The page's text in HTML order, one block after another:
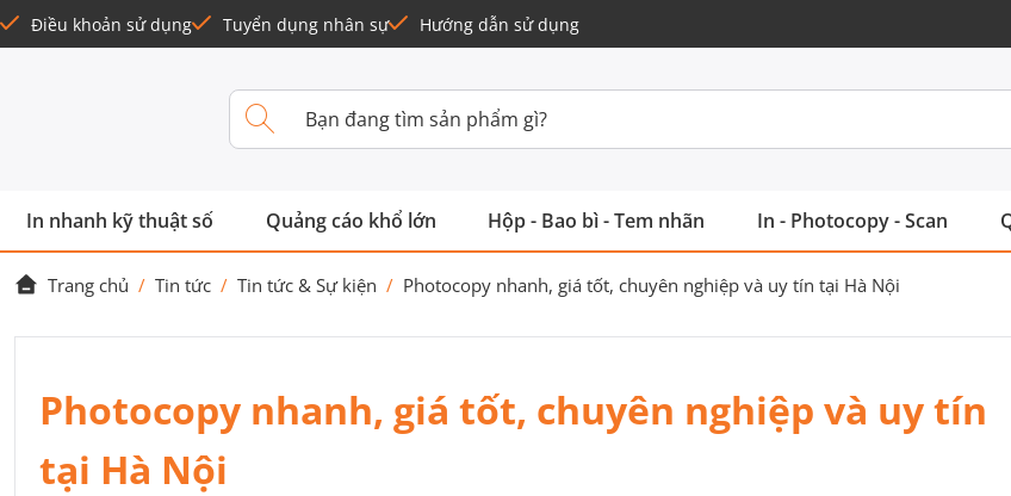
Điều khoản sử dụng Tuyển dụng nhân sự Hướng dẫn sử dụng
In nhanh kỹ thuật số Quảng cáo khổ lớn Hộp - Bao bì - Tem nhãn In - Photocopy - Scan
Trang chủ / Tin tức / Tin tức & Sự kiện / Photocopy nhanh, giá tốt, chuyên nghiệp và uy tín tại Hà Nội
Photocopy nhanh, giá tốt, chuyên nghiệp và uy tín
tại Hà Nội